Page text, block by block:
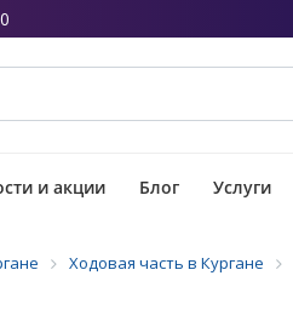
и акции Блог Услуги
Ходовая часть в Кургане